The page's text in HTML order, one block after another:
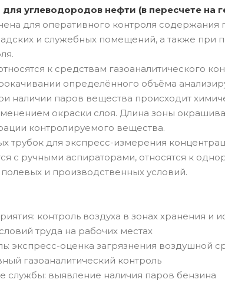
углеводородов нефти (в пересчете на
для оперативного контроля содержания
и служебных помещений, а также при
к средствам газоаналитического
определённого объёма
наличии паров вещества происходит
окраски слоя. Длина зоны
контролируемого вещества.
трубок для экспресс-измерения
с ручными аспираторами, относятся к
и производственных условий.
контроль воздуха в зонах хранения и
труда на рабочих местах
экспресс-оценка загрязнения воздушной
газоаналитический контроль
службы: выявление наличия паров бензина